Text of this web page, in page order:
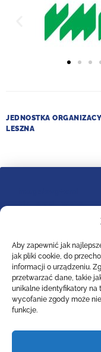
Aby zapewnić jak
jak pliki cookie, do
informacji o urządzeniu.
przetwarzać dane, takie
unikalne identyfikatory na
wycofanie zgody może
funkcje.
JEDNOSTKA
LESZNA
Zespół
Centrum
w Lesznie
ul. Narutowicza 74a,